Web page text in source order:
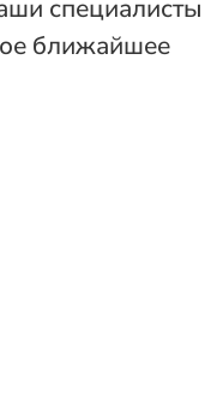
специалисты
ближайшее